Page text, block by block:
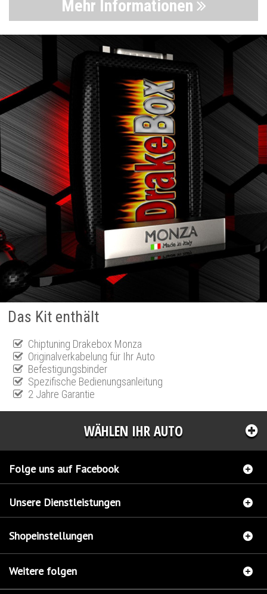
Mehr Informationen
Das Kit enthält
Chiptuning Drakebox Monza
Originalverkabelung für Ihr Auto
Befestigungsbinder
Spezifische Bedienungsanleitung
2 Jahre Garantie
WÄHLEN IHR AUTO
Folge uns auf Facebook
Unsere Dienstleistungen
Shopeinstellungen
Weitere folgen